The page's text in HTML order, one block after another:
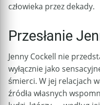
człowieka przez dekady.
Przesłanie
Jenny Cockell nie
wyłącznie jako
śmierci. W jej relacjach
źródła własnych